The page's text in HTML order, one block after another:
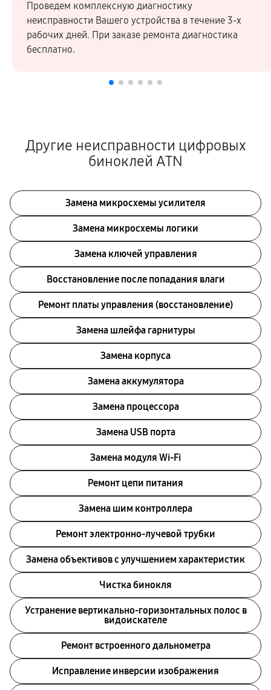
Проведем комплексную диагностику
неисправности Вашего устройства в течение 3-х
рабочих дней. При заказе ремонта диагностика
бесплатно.
Другие неисправности цифровых
биноклей ATN
Замена микросхемы усилителя
Замена микросхемы логики
Замена ключей управления
Восстановление после попадания влаги
Ремонт платы управления (восстановление)
Замена шлейфа гарнитуры
Замена корпуса
Замена аккумулятора
Замена процессора
Замена USB порта
Замена модуля Wi-Fi
Ремонт цепи питания
Замена шим контроллера
Ремонт электронно-лучевой трубки
Замена объективов с улучшением характеристик
Чистка бинокля
Устранение вертикально-горизонтальных полос в
видоискателе
Ремонт встроенного дальнометра
Исправление инверсии изображения